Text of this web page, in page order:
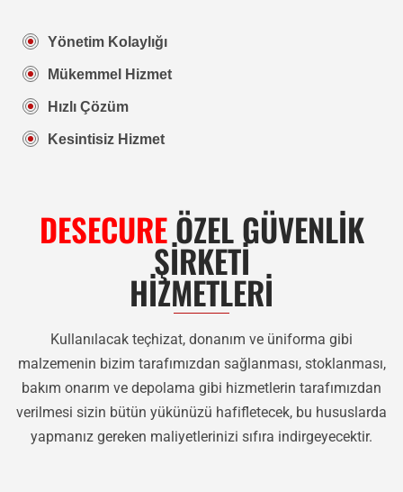
Yönetim Kolaylığı
Mükemmel Hizmet
Hızlı Çözüm
Kesintisiz Hizmet
DESECUREÖZEL GÜVENLİK
ŞİRKETİ
HİZMETLERİ
Kullanılacak teçhizat, donanım ve üniforma gibi
malzemenin bizim tarafımızdan sağlanması, stoklanması,
bakım onarım ve depolama gibi hizmetlerin tarafımızdan
verilmesi sizin bütün yükünüzü hafifletecek, bu hususlarda
yapmanız gereken maliyetlerinizi sıfıra indirgeyecektir.